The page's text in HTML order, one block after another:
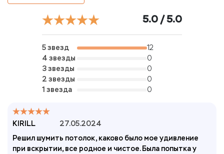
5.0 / 5.0
5 звезд
12
4 звезды
0
3 звезды
0
2 звезды
0
1 звезда
0
KIRILL
27.05.2024
Решил шумить потолок, каково было мое удивление
при вскрытии, все родное и чистое. Была попытка у